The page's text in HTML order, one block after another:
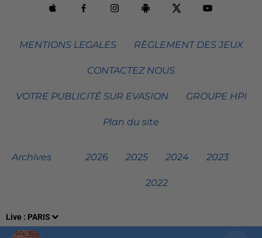
Live : PARIS
MENTIONS LEGALES RÈGLEMENT DES JEUX
CONTACTEZ NOUS
VOTRE PUBLICITÉ SUR EVASION GROUPE HPI
Plan du site
Archives 2026 2025 2024 2023
2022